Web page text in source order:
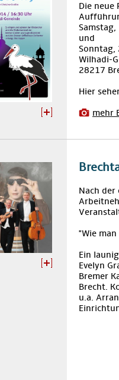
Die
und
Sonntag,
Wilhadi-
28217
Hier
mehr
Nach
"Wie
Ein
Evelyn
Bremer
Brecht.
u.a.